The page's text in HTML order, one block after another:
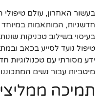
בעשור האחרון, עולם טיפולי
חדשניות, המותאמות במיוחד
בעיסוי בשילוב טכניקות
טיפול נועד לסייע בכאב
ידע מסורתי עם טכנולוגיות
מיטביות עבור נשים
תמיכה